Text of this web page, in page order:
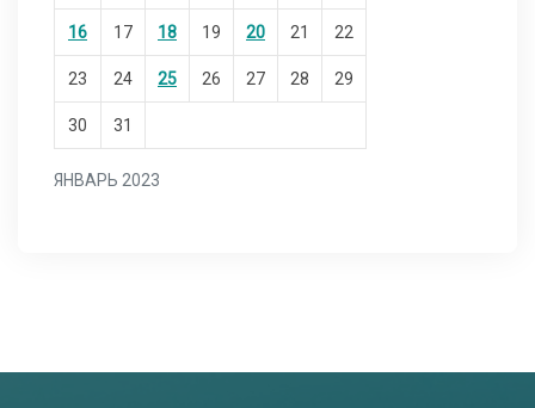
ЯНВАРЬ 2023
16 17 18 19 20 21 22
23 24 25 26 27 28 29
30 31